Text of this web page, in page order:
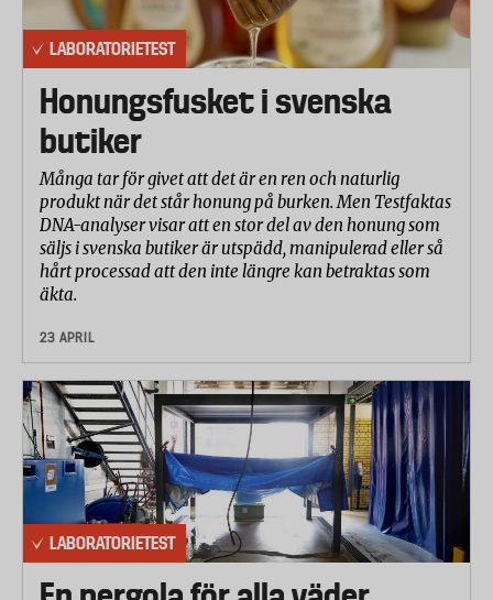
LABORATORIETEST
Honungsfusket i svenska
butiker
Många tar för givet att det är en ren och naturlig
produkt när det står honung på burken. Men Testfaktas
DNA-analyser visar att en stor del av den honung som
säljs i svenska butiker är utspädd, manipulerad eller så
hårt processad att den inte längre kan betraktas som
äkta.
23 APRIL
LABORATORIETEST